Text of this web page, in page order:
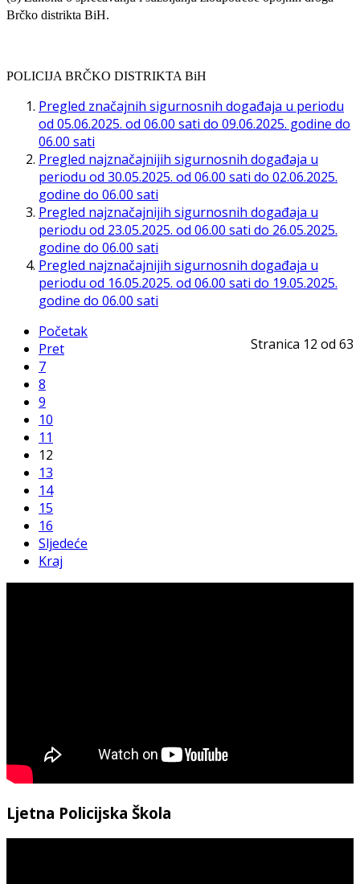
Brčko distrikta BiH.
POLICIJA BRČKO DISTRIKTA BiH
Pregled značajnih sigurnosnih događaja u periodu
od 05.06.2025. od 06.00 sati do 09.06.2025. godine do
06.00 sati
Pregled najznačajnijih sigurnosnih događaja u
periodu od 30.05.2025. od 06.00 sati do 02.06.2025.
godine do 06.00 sati
Pregled najznačajnijih sigurnosnih događaja u
periodu od 23.05.2025. od 06.00 sati do 26.05.2025.
godine do 06.00 sati
Pregled najznačajnijih sigurnosnih događaja u
periodu od 16.05.2025. od 06.00 sati do 19.05.2025.
godine do 06.00 sati
Stranica 12 od 63
Početak
Pret
7
8
9
10
11
12
13
14
15
16
Sljedeće
Kraj
Ljetna Policijska Škola